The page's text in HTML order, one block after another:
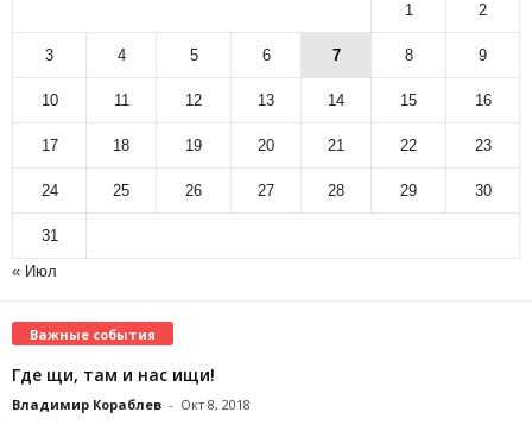
1 2
3 4 5 6 7 8 9
10 11 12 13 14 15 16
17 18 19 20 21 22 23
24 25 26 27 28 29 30
31
« Июл
Важные события
Где щи, там и нас ищи!
Владимир Кораблев - Окт 8, 2018